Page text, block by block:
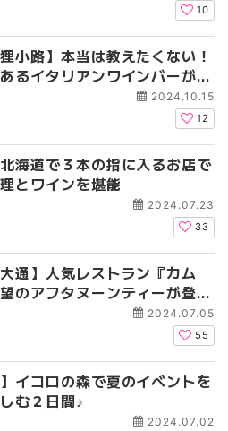
10
小路】本当は教えたくない！
るイタリアンワインバーがお
2024.10.15
12
北海道で３本の指に入るお店で
とワインを堪能
2024.07.23
33
大通】人気レストラン『カム
のアフタヌーンティーが登場
2024.07.05
55
】イコロの森で夏のイベントを
む２日間♪
2024.07.02